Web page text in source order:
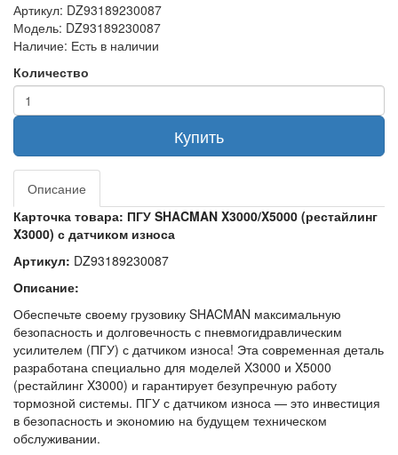
Артикул: DZ93189230087
Модель: DZ93189230087
Наличие: Есть в наличии
Количество
Купить
Описание
Карточка товара: ПГУ SHACMAN X3000/X5000 (рестайлинг
X3000) с датчиком износа
Артикул: DZ93189230087
Описание:
Обеспечьте своему грузовику SHACMAN максимальную
безопасность и долговечность с пневмогидравлическим
усилителем (ПГУ) с датчиком износа! Эта современная деталь
разработана специально для моделей X3000 и X5000
(рестайлинг X3000) и гарантирует безупречную работу
тормозной системы. ПГУ с датчиком износа — это инвестиция
в безопасность и экономию на будущем техническом
обслуживании.